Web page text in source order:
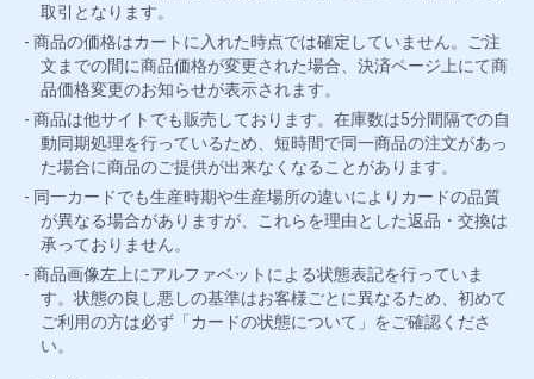
取引となります。
商品の価格はカートに入れた時点では確定していません。ご注
文までの間に商品価格が変更された場合、決済ページ上にて商
品価格変更のお知らせが表示されます。
商品は他サイトでも販売しております。在庫数は5分間隔での自
動同期処理を行っているため、短時間で同一商品の注文があっ
た場合に商品のご提供が出来なくなることがあります。
同一カードでも生産時期や生産場所の違いによりカードの品質
が異なる場合がありますが、これらを理由とした返品・交換は
承っておりません。
商品画像左上にアルファベットによる状態表記を行っていま
す。状態の良し悪しの基準はお客様ごとに異なるため、初めて
ご利用の方は必ず「カードの状態について」をご確認くださ
い。